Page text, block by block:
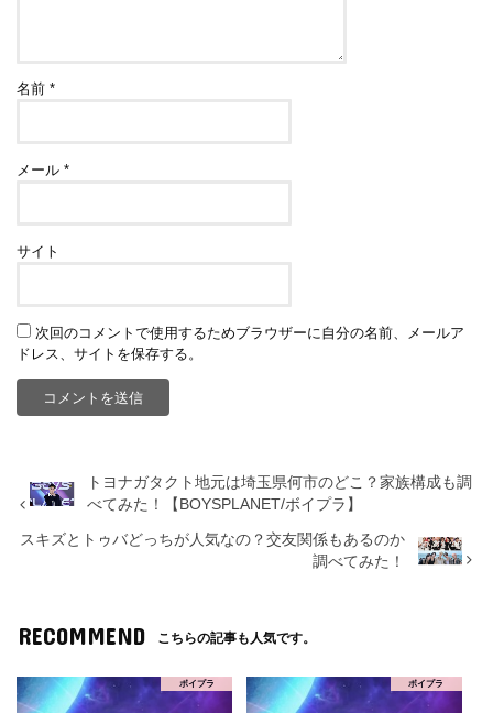
名前*
メール*
サイト
次回のコメントで使用するためブラウザーに自分の名前、メールア
ドレス、サイトを保存する。
トヨナガタクト地元は埼玉県何市のどこ？家族構成も調
べてみた！【BOYSPLANET/ボイプラ】
スキズとトゥバどっちが人気なの？交友関係もあるのか
調べてみた！
RECOMMEND こちらの記事も人気です。
ボイプラ ボイプラ